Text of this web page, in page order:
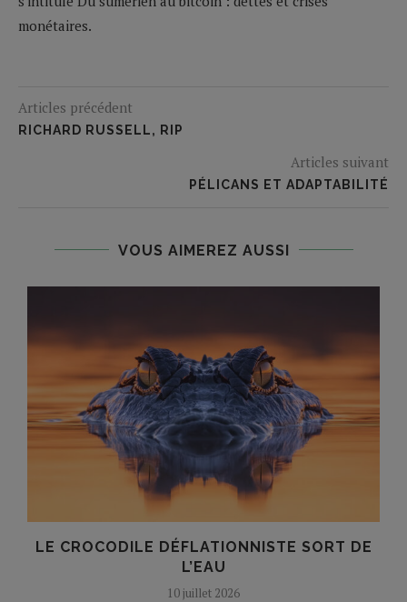
monétaires.
Articles précédent
RICHARD RUSSELL, RIP
Articles suivant
PÉLICANS ET ADAPTABILITÉ
VOUS AIMEREZ AUSSI
LE CROCODILE DÉFLATIONNISTE SORT DE
L’EAU
10 juillet 2026